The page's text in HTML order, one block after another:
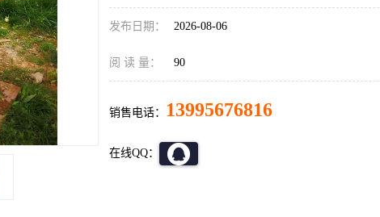
发布日期： 2026-08-06
阅 读 量： 90
销售电话： 13995676816
在线QQ：